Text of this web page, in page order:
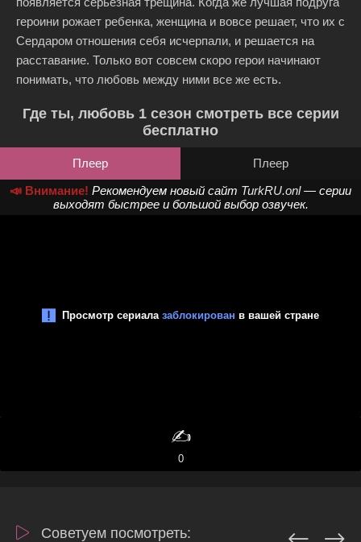
героини рожает ребенка, женщина и вовсе решает, что их с
Сердаром отношения себя исчерпали, и решается на
расставание. Только вот совсем скоро герои начинают
понимать, что любовь между ними все же есть.
Где ты, любовь 1 сезон смотреть все серии
бесплатно
Плеер
Плеер
📣 Внимание! Рекомендуем новый сайт TurkRU.onl— серии
выходят быстрее и большой выбор озвучек.
✍️
0
Советуем посмотреть: